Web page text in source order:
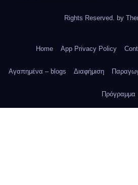
Rights Reserved. by
Home App Privacy Policy
Αγαπημένα – blogs Διαφήμιση
Πρόγραμμα